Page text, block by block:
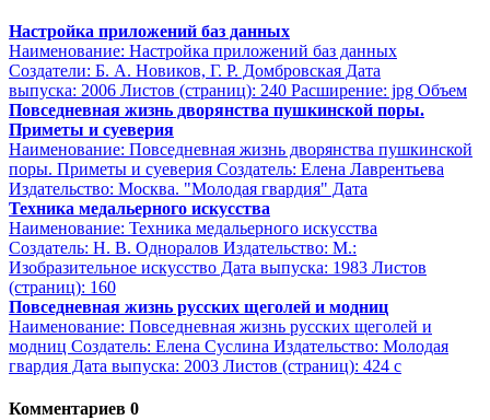
Настройка приложений баз данных
Наименование: Настройка приложений баз данных
Создатели: Б. А. Новиков, Г. Р. Домбровская Дата
выпуска: 2006 Листов (страниц): 240 Расширение: jpg Объем
Повседневная жизнь дворянства пушкинской поры.
Приметы и суеверия
Наименование: Повседневная жизнь дворянства пушкинской
поры. Приметы и суеверия Создатель: Елена Лаврентьева
Издательство: Москва. "Молодая гвардия" Дата
Техника медальерного искусства
Наименование: Техника медальерного искусства
Создатель: Н. В. Одноралов Издательство: М.:
Изобразительное искусство Дата выпуска: 1983 Листов
(страниц): 160
Повседневная жизнь русских щеголей и модниц
Наименование: Повседневная жизнь русских щеголей и
модниц Создатель: Елена Суслина Издательство: Молодая
гвардия Дата выпуска: 2003 Листов (страниц): 424 с
Комментариев 0